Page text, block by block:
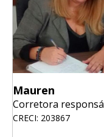
Mauren
Corretora
CRECI: 203867